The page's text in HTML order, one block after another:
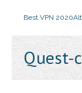
Best VPN 2020
Quest-